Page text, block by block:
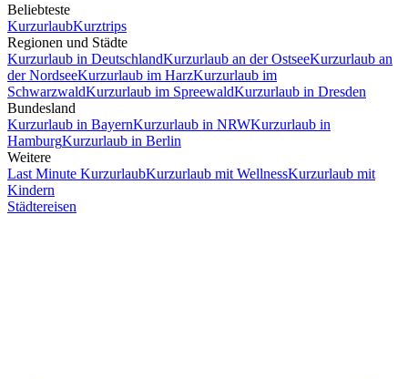
Beliebteste
KurzurlaubKurztrips
Regionen und Städte
Kurzurlaub in DeutschlandKurzurlaub an der OstseeKurzurlaub an
der NordseeKurzurlaub im HarzKurzurlaub im
SchwarzwaldKurzurlaub im SpreewaldKurzurlaub in Dresden
Bundesland
Kurzurlaub in BayernKurzurlaub in NRWKurzurlaub in
HamburgKurzurlaub in Berlin
Weitere
Last Minute KurzurlaubKurzurlaub mit WellnessKurzurlaub mit
Kindern
Städtereisen